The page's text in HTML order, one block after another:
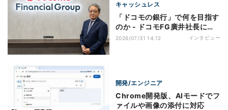
キャッシュレス
「ドコモの銀行」で何を目指す
のか - ドコモFG廣井社長に聞
く、ドコモの金融サービス戦略
2026/07/31 14:12 インタビュー
開発/エンジニア
Chrome開発版、AIモードでフ
ァイルや画像の添付に対応